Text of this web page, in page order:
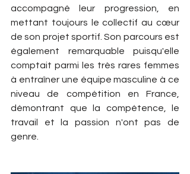
accompagné leur progression, en
mettant toujours le collectif au cœur
de son projet sportif. Son parcours est
également remarquable puisqu'elle
comptait parmi les très rares femmes
à entraîner une équipe masculine à ce
niveau de compétition en France,
démontrant que la compétence, le
travail et la passion n'ont pas de
genre.